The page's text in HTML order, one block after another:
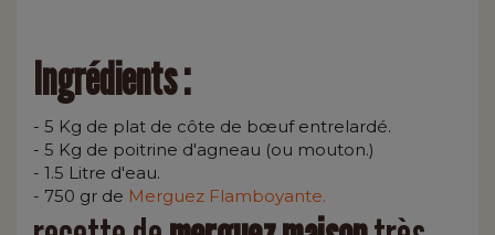
Ingrédients :
- 5 Kg de plat de côte de bœuf entrelardé.
- 5 Kg de poitrine d'agneau (ou mouton.)
- 1.5 Litre d'eau.
- 750 gr de Merguez Flamboyante.